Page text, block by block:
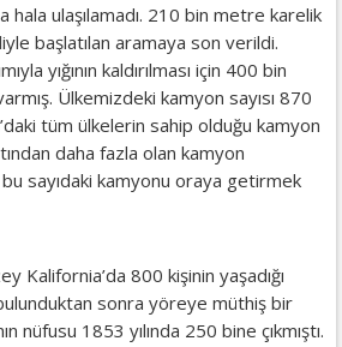
hala ulaşılamadı. 210 bin metre karelik
başlatılan aramaya son verildi.
yığının kaldırılması için 400 bin
Ülkemizdeki kamyon sayısı 870
tüm ülkelerin sahip olduğu kamyon
daha fazla olan kamyon
bu sayıdaki kamyonu oraya getirmek
Kalifornia’da 800 kişinin yaşadığı
sonra yöreye müthiş bir
nüfusu 1853 yılında 250 bine çıkmıştı.